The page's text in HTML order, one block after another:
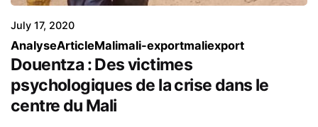
July 17, 2020
AnalyseArticleMalimali-exportmaliexport
Douentza : Des victimes
psychologiques de la crise dans le
centre du Mali